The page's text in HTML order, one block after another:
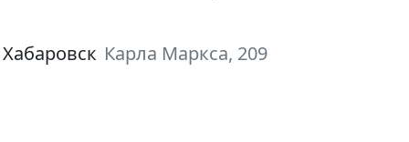
Карла Маркса, 209